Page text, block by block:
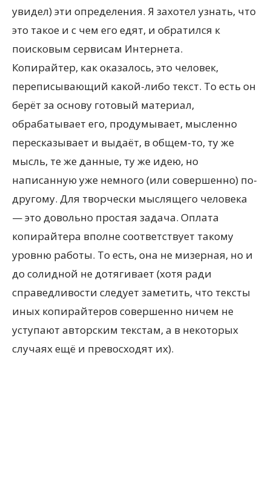
увидел) эти определения. Я захотел узнать, что
это такое и с чем его едят, и обратился к
поисковым сервисам Интернета.
Копирайтер, как оказалось, это человек,
переписывающий какой-либо текст. То есть он
берёт за основу готовый материал,
обрабатывает его, продумывает, мысленно
пересказывает и выдаёт, в общем-то, ту же
мысль, те же данные, ту же идею, но
написанную уже немного (или совершенно) по-
другому. Для творчески мыслящего человека
— это довольно простая задача. Оплата
копирайтера вполне соответствует такому
уровню работы. То есть, она не мизерная, но и
до солидной не дотягивает (хотя ради
справедливости следует заметить, что тексты
иных копирайтеров совершенно ничем не
уступают авторским текстам, а в некоторых
случаях ещё и превосходят их).